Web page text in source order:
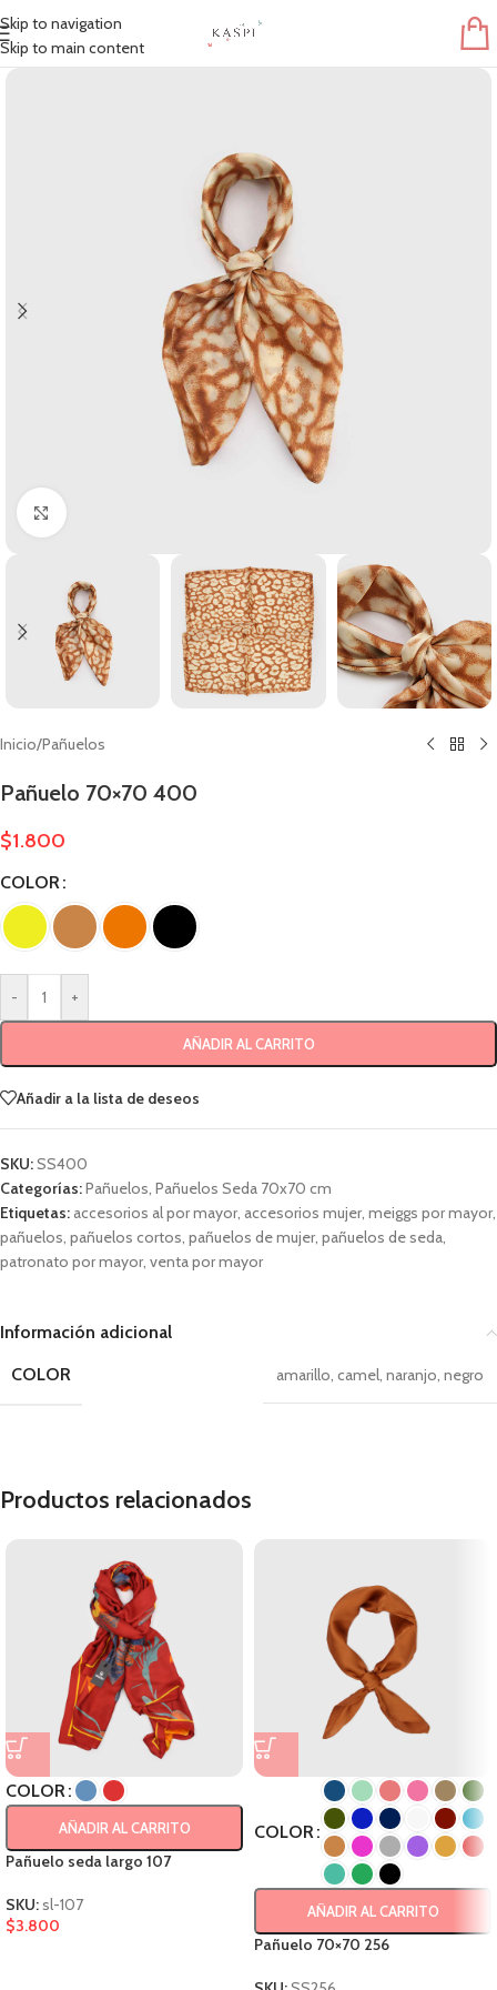
Skip to navigation
Skip to main content
Clic para ampliar
Inicio/Pañuelos
Pañuelo 70×70 400
$1.800
COLOR
- +
AÑADIR AL CARRITO
Añadir a la lista de deseos
SKU:SS400
Categorías:Pañuelos, Pañuelos Seda 70x70 cm
Etiquetas: accesorios al por mayor, accesorios mujer, meiggs por mayor,
pañuelos, pañuelos cortos, pañuelos de mujer, pañuelos de seda,
patronato por mayor, venta por mayor
Información adicional
COLOR
amarillo, camel, naranjo, negro
Productos relacionados
COLOR
AÑADIR AL CARRITO
Pañuelo seda largo 107
SKU:sl-107
$3.800
COLOR
AÑADIR AL CARRITO
Pañuelo 70×70 256